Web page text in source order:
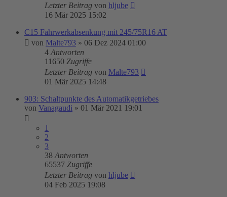
Letzter Beitrag von hljube
16 Mär 2025 15:02
C15 Fahrwerkabsenkung mit 245/75R16 AT
von Malte793 » 06 Dez 2024 01:00
4 Antworten
11650 Zugriffe
Letzter Beitrag von Malte793
01 Mär 2025 14:48
903: Schaltpunkte des Automatikgetriebes
von Vanagaudi » 01 Mär 2021 19:01
1
2
3
38 Antworten
65537 Zugriffe
Letzter Beitrag von hljube
04 Feb 2025 19:08